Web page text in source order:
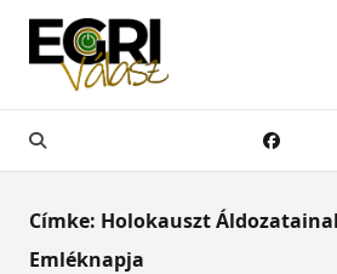
Skip
content
Címke: Holokauszt
Emléknapja